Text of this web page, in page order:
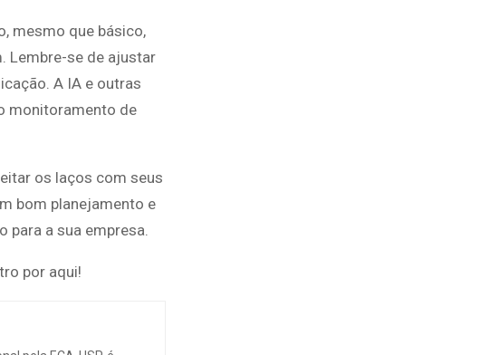
mesmo que básico,
Lembre-se de ajustar
A IA e outras
monitoramento de
os laços com seus
bom planejamento e
para a sua empresa.
por aqui!